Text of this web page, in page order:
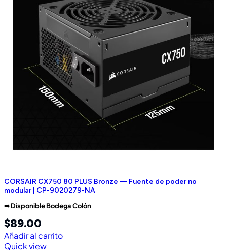
CORSAIR CX750 80 PLUS Bronze — Fuente de poder no
modular | CP-9020279-NA
➡︎ Disponible Bodega Colón
$89.00
Añadir al carrito
Quick view